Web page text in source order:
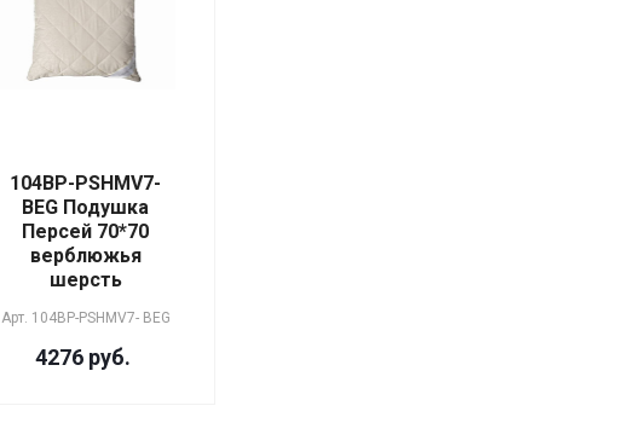
104BP-PSHMV7-
BEG Подушка
Персей 70*70
верблюжья
шерсть
Арт. 104BP-PSHMV7- BEG
4276 руб.